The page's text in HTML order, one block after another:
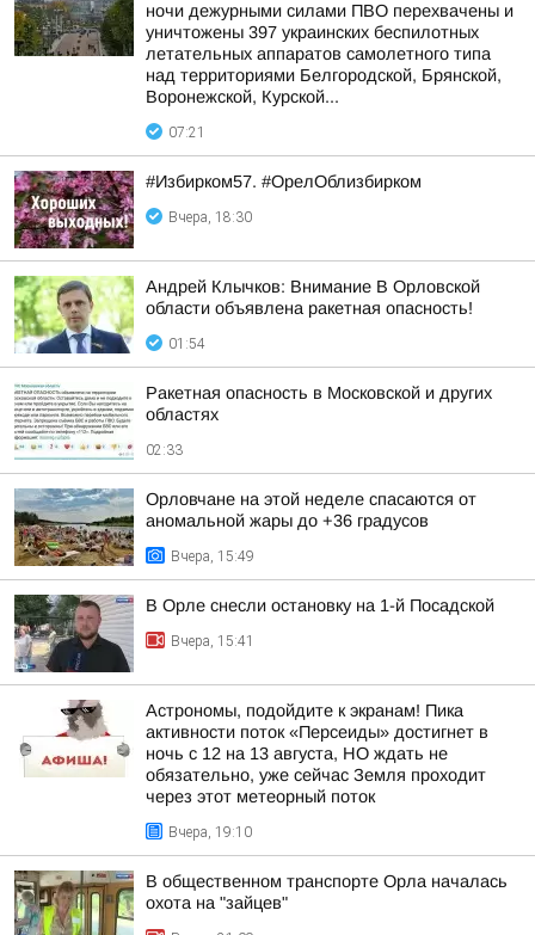
ночи дежурными силами ПВО перехвачены и
уничтожены 397 украинских беспилотных
летательных аппаратов самолетного типа
над территориями Белгородской, Брянской,
Воронежской, Курской...
07:21
#Избирком57. #ОрелОблизбирком
Вчера, 18:30
Андрей Клычков: Внимание В Орловской
области объявлена ракетная опасность!
01:54
Ракетная опасность в Московской и других
областях
02:33
Орловчане на этой неделе спасаются от
аномальной жары до +36 градусов
Вчера, 15:49
В Орле снесли остановку на 1-й Посадской
Вчера, 15:41
Астрономы, подойдите к экранам! Пика
активности поток «Персеиды» достигнет в
ночь с 12 на 13 августа, НО ждать не
обязательно, уже сейчас Земля проходит
через этот метеорный поток
Вчера, 19:10
В общественном транспорте Орла началась
охота на "зайцев"